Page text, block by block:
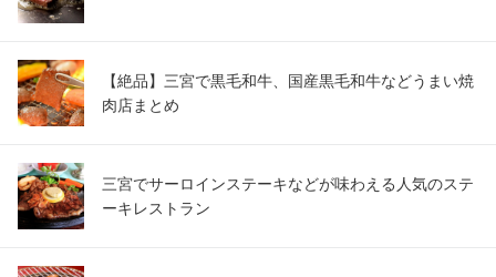
【絶品】三宮で黒毛和牛、国産黒毛和牛などうまい焼
肉店まとめ
三宮でサーロインステーキなどが味わえる人気のステ
ーキレストラン